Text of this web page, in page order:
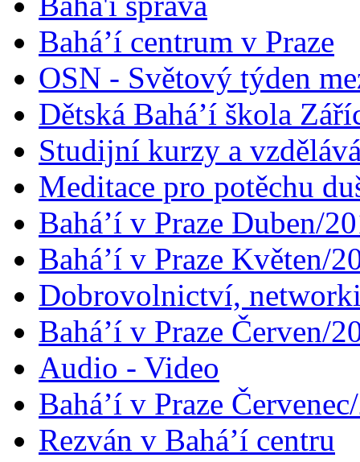
Bahá’í centrum v Praze
OSN - Světový týden
Dětská Bahá’í škola
Studijní kurzy a
Meditace pro potěchu
Bahá’í v Praze Duben/
Bahá’í v Praze Květen/
Dobrovolnictví,
Bahá’í v Praze Červen/
Audio - Video
Bahá’í v Praze
Rezván v Bahá’í centru